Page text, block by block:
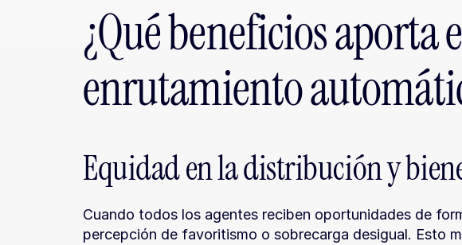
¿Qué beneficios aporta
enrutamiento
Equidad en la distribución y
Cuando todos los agentes reciben oportunidades de
percepción de favoritismo o sobrecarga desigual. Esto